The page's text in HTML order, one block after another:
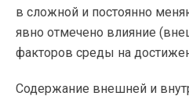
в сложной и постоянно
явно отмечено влияние
факторов среды на
Содержание внешней и